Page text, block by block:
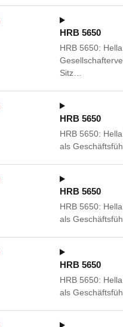
HRB 5650
HRB 5650:
Sitz…
HRB 5650
HRB 5650:
als
HRB 5650
HRB 5650:
als
HRB 5650
HRB 5650:
als